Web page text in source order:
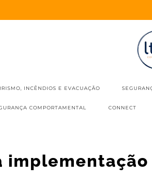
INCÊNDIOS E EVACUAÇÃO
COMPORTAMENTAL CONNECT
implementação